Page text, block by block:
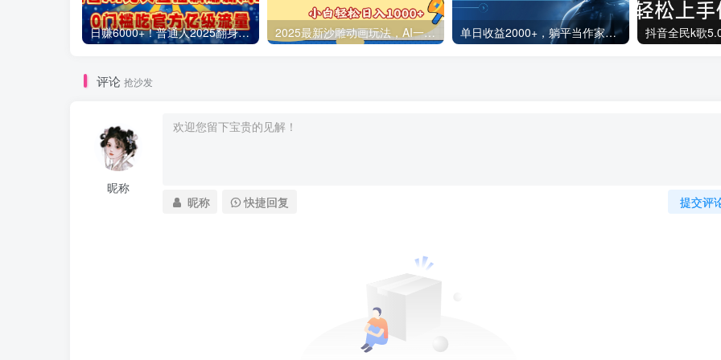
日赚6000+！普通人2025翻身必做项目，抖音Ai无人直播躺赚新风口，0门槛吃官方亿级流量 2025最新沙雕动画玩法，AI一键生成，条条原创 轻松破千万播放，单日变现1K+，小白看完就会 单日收益2000+，躺平当作家，AI全自动写小说赚稿费，全新玩法
评论 抢沙发
昵称
提交评
昵称 快捷回复